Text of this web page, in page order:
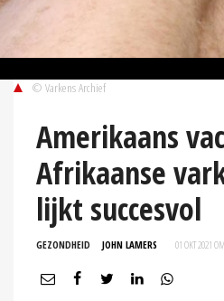
© Varkens Archief
Amerikaans
Afrikaanse
lijkt succesvol
GEZONDHEID JOHN LAMERS 01 OKT 2021